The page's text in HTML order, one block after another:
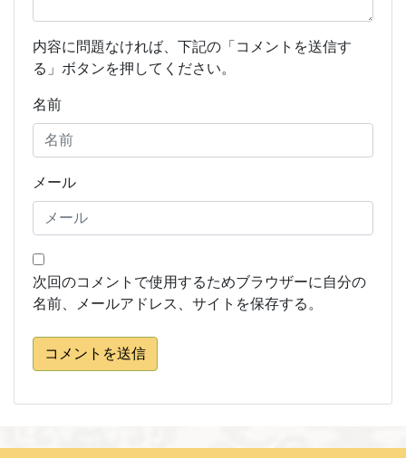
内容に問題なければ、下記の「コメントを送信す
る」ボタンを押してください。
名前
メール
次回のコメントで使用するためブラウザーに自分の
名前、メールアドレス、サイトを保存する。
コメントを送信